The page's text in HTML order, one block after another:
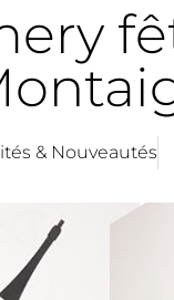
& Nouveautés